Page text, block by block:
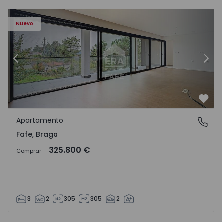
Nuevo
Anterior
Fafe, Braga
Apartamento
Fafe, Braga
Comprar 325.800 €
3 2 305 305 2